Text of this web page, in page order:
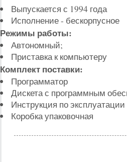
Выпускается с 1994 года
Исполнение - бескорпусное
Режимы работы:
Автономный;
Приставка к компьютеру
Комплект поставки:
Программатор
Дискета с программным
Инструкция по
Коробка упаковочная